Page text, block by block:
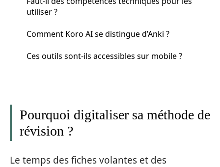
utiliser ?
Comment Koro AI se distingue d’Anki ?
Ces outils sont-ils accessibles sur mobile ?
Pourquoi digitaliser sa méthode de
révision ?
Le temps des fiches volantes et des